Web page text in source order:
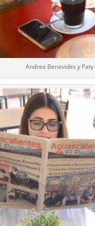
Andrea Benavides y